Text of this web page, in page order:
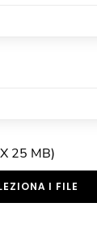
25 MB)
I FILE